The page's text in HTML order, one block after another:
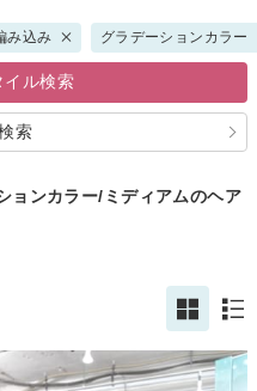
み込み グラデーションカラー
イル検索
索
ョンカラー/ミディアムのヘア